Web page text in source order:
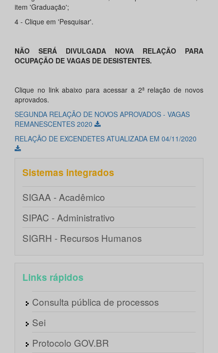
item 'Graduação';
4 - Clique em 'Pesquisar'.
NÃO SERÁ DIVULGADA NOVA RELAÇÃO PARA
OCUPAÇÃO DE VAGAS DE DESISTENTES.
Clique no link abaixo para acessar a 2ª relação de novos
aprovados.
SEGUNDA RELAÇÃO DE NOVOS APROVADOS - VAGAS
REMANESCENTES 2020
RELAÇÃO DE EXCENDETES ATUALIZADA EM 04/11/2020
Sistemas integrados
SIGAA - Acadêmico
SIPAC - Administrativo
SIGRH - Recursos Humanos
Links rápidos
Consulta pública de processos
Sei
Protocolo GOV.BR